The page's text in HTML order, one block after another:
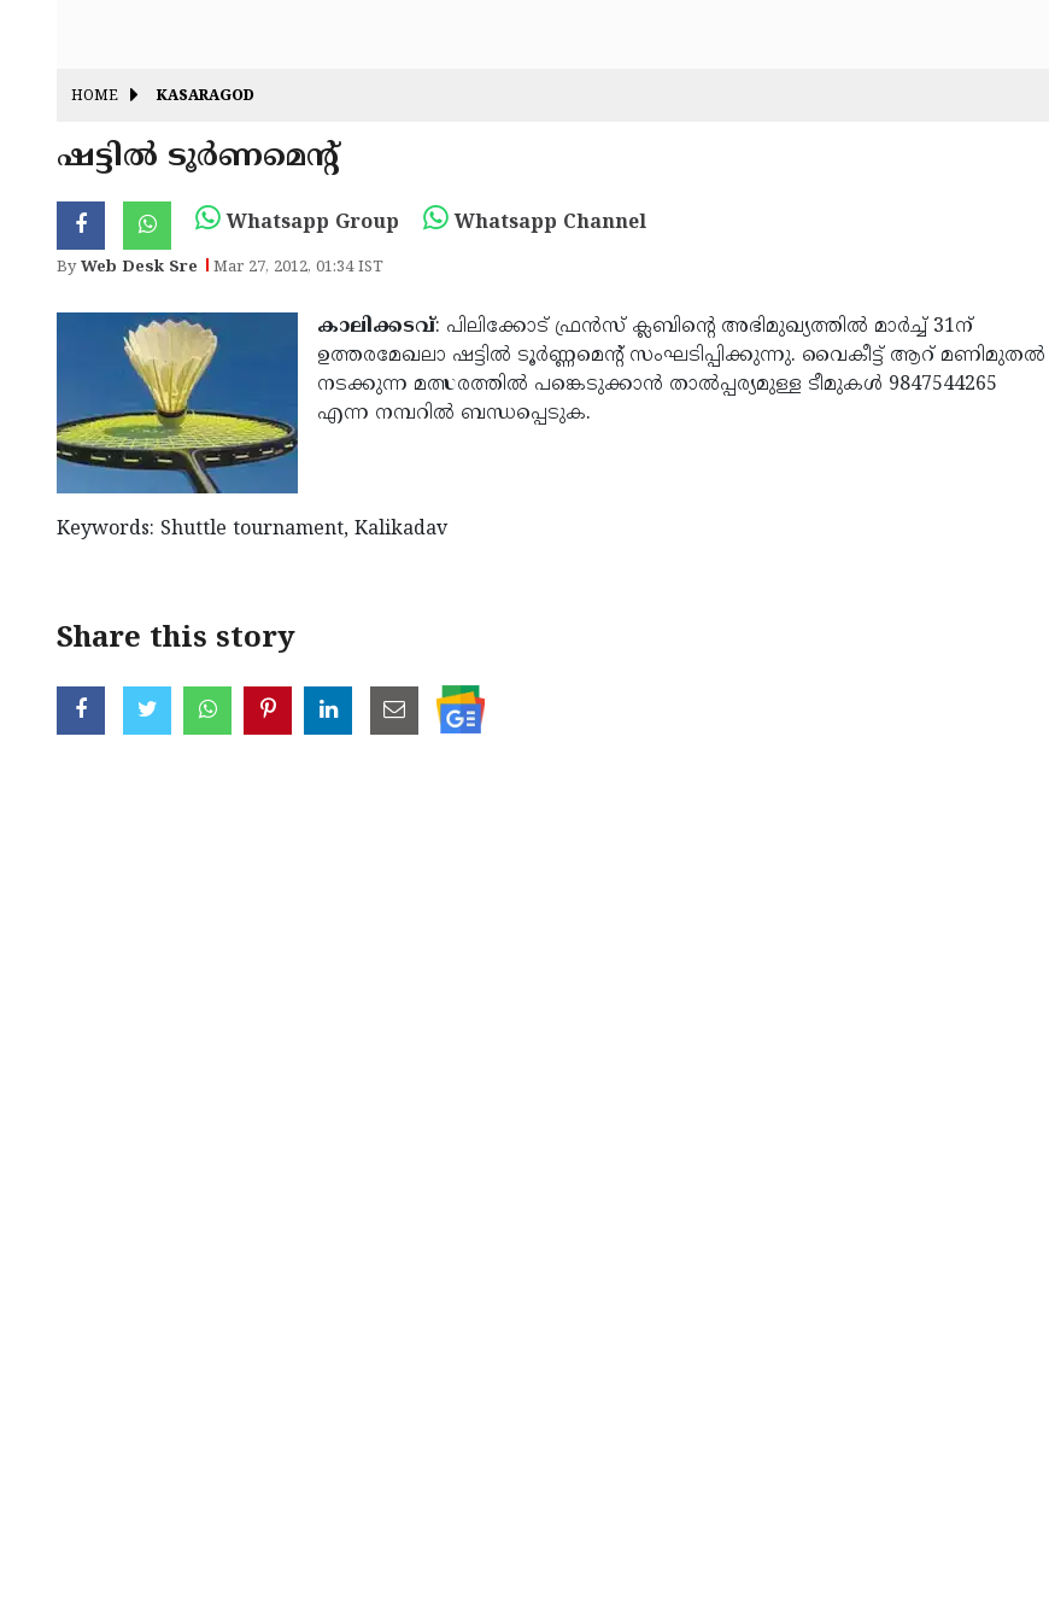
HOME KASARAGOD
ഷട്ടില്‍ ടൂര്‍ണമെന്റ്
Whatsapp Group Whatsapp Channel
ByWeb Desk Sre Mar 27, 2012, 01:34 IST
കാലിക്കടവ്: പിലിക്കോട് ഫ്രന്‍സ് ക്ലബിന്റെ അഭിമുഖ്യത്തില്‍ മാര്‍ച്ച് 31ന്
ഉത്തരമേഖലാ ഷട്ടില്‍ ടൂര്‍ണ്ണമെന്റ് സംഘടിപ്പിക്കുന്നു. വൈകീട്ട് ആറ് മണിമുതല്‍
നടക്കുന്ന മത്സരത്തില്‍ പങ്കെടുക്കാന്‍ താല്‍പ്പര്യമുള്ള ടീമുകള്‍ 9847544265
എന്ന നമ്പറില്‍ ബന്ധപ്പെടുക.
Keywords: Shuttle tournament, Kalikadav
Share this story